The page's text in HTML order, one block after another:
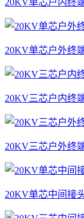
20KV单芯户内终
20KV单芯户外终
20KV三芯户内终
20KV三芯户外终
20KV单芯中间接